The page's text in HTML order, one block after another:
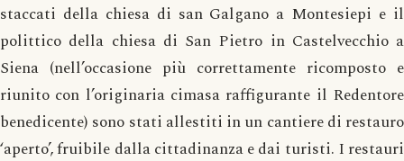
staccati della chiesa di san Galgano a Montesiepi e il
polittico della chiesa di San Pietro in Castelvecchio a
Siena (nell’occasione più correttamente ricomposto e
riunito con l’originaria cimasa raffigurante il Redentore
benedicente) sono stati allestiti in un cantiere di restauro
‘aperto’, fruibile dalla cittadinanza e dai turisti. I restauri